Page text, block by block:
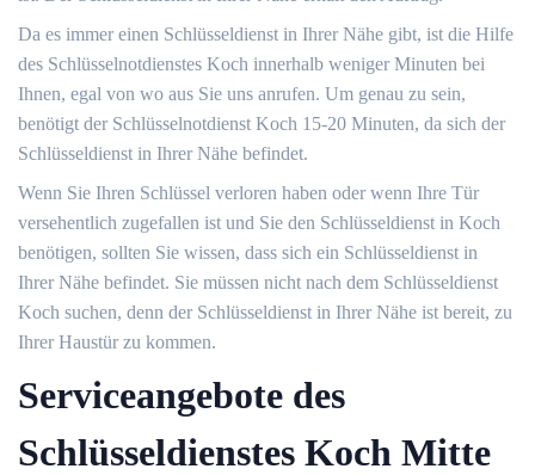
Da es immer einen Schlüsseldienst in Ihrer Nähe gibt, ist die Hilfe
des Schlüsselnotdienstes Koch innerhalb weniger Minuten bei
Ihnen, egal von wo aus Sie uns anrufen. Um genau zu sein,
benötigt der Schlüsselnotdienst Koch 15-20 Minuten, da sich der
Schlüsseldienst in Ihrer Nähe befindet.
Wenn Sie Ihren Schlüssel verloren haben oder wenn Ihre Tür
versehentlich zugefallen ist und Sie den Schlüsseldienst in Koch
benötigen, sollten Sie wissen, dass sich ein Schlüsseldienst in
Ihrer Nähe befindet. Sie müssen nicht nach dem Schlüsseldienst
Koch suchen, denn der Schlüsseldienst in Ihrer Nähe ist bereit, zu
Ihrer Haustür zu kommen.
Serviceangebote des
Schlüsseldienstes Koch Mitte